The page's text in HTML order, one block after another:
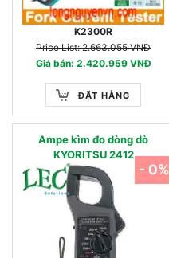
K2300R
Price List: 2.663.055 VNĐ
Giá bán: 2.420.959 VNĐ
ĐẶT HÀNG
Ampe kìm đo dòng dò
KYORITSU 2412
- 0%